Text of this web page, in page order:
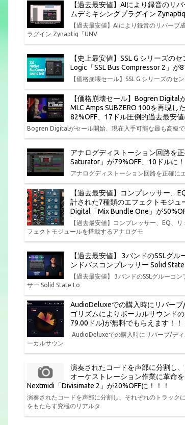
【過去最安値】AIにより録音のリ
ムデミキシングプラグイン
【過去最安値】AIにより録音のリバー
ラグイン Zynaptiq「UNV
【史上最安値】SSL G シリーズの
Logic「SSL Bus Compressor 2」が
【価格崩壊セール】SSL G シリーズの
【価格崩壊セール】Bogren
MLC Amps SUBZERO 100を再現
82%OFF、17ドル圧倒的過去最安値
Bogren Digitalがセール開始、現在入手可能な最も高級
アナログディストーション回路を
Saturator」が79%OFF、10ドルに！
アナログディストーション回路を正確に
【過去最安値】コンプレッサー、
計された7種類のエフェクトモジュ
Digital「Mix Bundle One」が
【過去最安値】コンプレッサー、EQ、
フェクトモジュールを搭載するアナログモ
【過去最安値】 3バンドのSSLグ
ンドバスコンプレッサー Solid
【過去最安値】 3バンドのSSLグルーコ
サー Solid State Lo
AudioDeluxeでの購入時にリバー
ゴリズムによりボーカルサウンド
79.00ドル)が無料でもらえます！！
AudioDeluxeでの購入時にリバーブ/デ
ーカルサウン
演奏されたコードを声部に分割し
オーケストレーション作業に革命
Nextmidi「Divisimate 2」が20%OFFに！！！
演奏されたコードを声部に分割し、それぞれのトラック
をもたらす究極のリアルタ